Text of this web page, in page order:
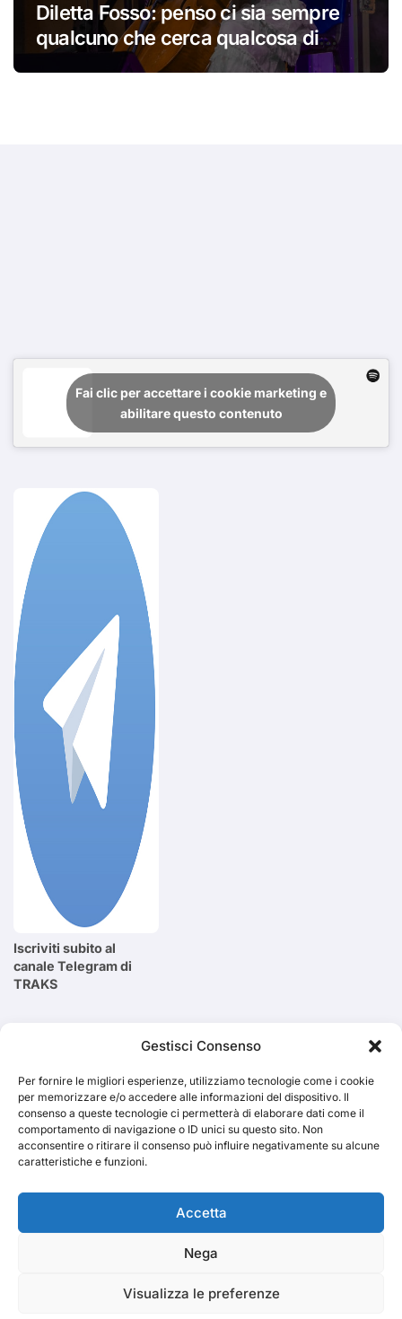
Gestisci Consenso
Per fornire le migliori esperienze, utilizziamo tecnologie come i cookie
per memorizzare e/o accedere alle informazioni del dispositivo. Il
consenso a queste tecnologie ci permetterà di elaborare dati come il
comportamento di navigazione o ID unici su questo sito. Non
acconsentire o ritirare il consenso può influire negativamente su alcune
caratteristiche e funzioni.
Accetta
Nega
Visualizza le preferenze
Diletta Fosso: penso ci sia sempre
qualcuno che cerca qualcosa di
Fai clic per accettare i cookie marketing e
abilitare questo contenuto
Iscriviti subito al
canale Telegram di
TRAKS
Cerca
TRAKS
Dal 2014 musica indipendente ed emergente